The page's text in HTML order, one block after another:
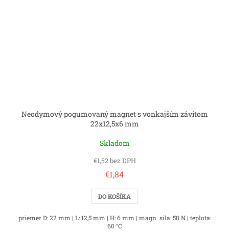
Neodymový pogumovaný magnet s vonkajším závitom
22x12,5x6 mm
Skladom
€1,52 bez DPH
€1,84
DO KOŠÍKA
priemer D: 22 mm | L: 12,5 mm | H: 6 mm | magn. sila: 58 N | teplota:
60 °C